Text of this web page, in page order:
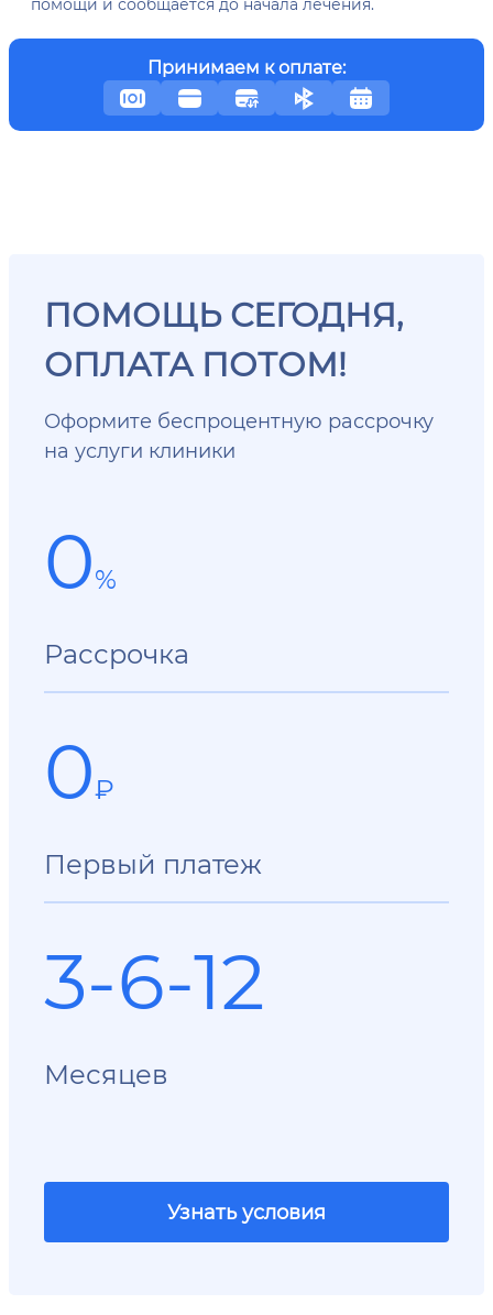
Принимаем к оплате:
ПОМОЩЬ СЕГОДНЯ,
ОПЛАТА ПОТОМ!
Оформите беспроцентную рассрочку
на услуги клиники
0%
Рассрочка
0₽
Первый платеж
3-6-12
Месяцев
Узнать условия